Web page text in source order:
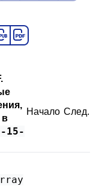
в
15-
Начало След.